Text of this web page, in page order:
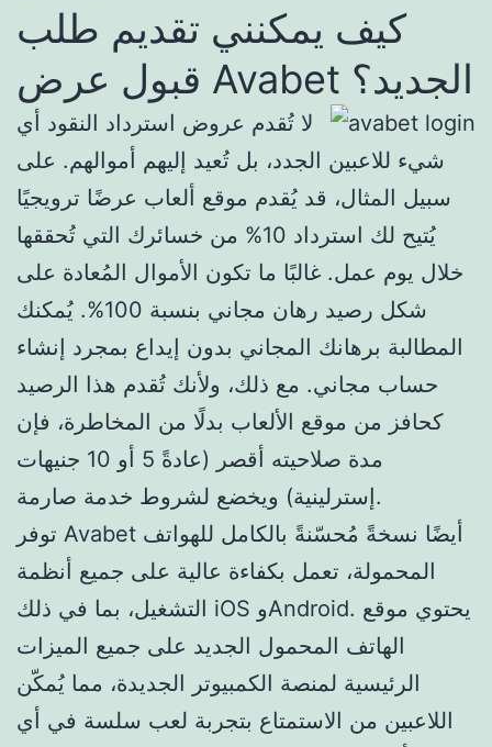
كيف يمكنني تقديم طلب
قبول عرض Avabet الجديد؟
لا تُقدم عروض استرداد النقود أي
شيء للاعبين الجدد، بل تُعيد إليهم أموالهم. على
سبيل المثال، قد يُقدم موقع ألعاب عرضًا ترويجيًا
يُتيح لك استرداد 10% من خسائرك التي تُحققها
خلال يوم عمل. غالبًا ما تكون الأموال المُعادة على
شكل رصيد رهان مجاني بنسبة 100%. يُمكنك
المطالبة برهانك المجاني بدون إيداع بمجرد إنشاء
حساب مجاني. مع ذلك، ولأنك تُقدم هذا الرصيد
كحافز من موقع الألعاب بدلًا من المخاطرة، فإن
مدة صلاحيته أقصر (عادةً 5 أو 10 جنيهات
إسترلينية) ويخضع لشروط خدمة صارمة.
توفر Avabet أيضًا نسخةً مُحسّنةً بالكامل للهواتف
المحمولة، تعمل بكفاءة عالية على جميع أنظمة
التشغيل، بما في ذلك iOS وAndroid. يحتوي موقع
الهاتف المحمول الجديد على جميع الميزات
الرئيسية لمنصة الكمبيوتر الجديدة، مما يُمكّن
اللاعبين من الاستمتاع بتجربة لعب سلسة في أي